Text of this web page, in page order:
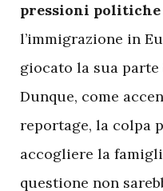
pressioni politiche
l’immigrazione in
giocato la sua parte
Dunque, come
reportage, la colpa
accogliere la
questione non